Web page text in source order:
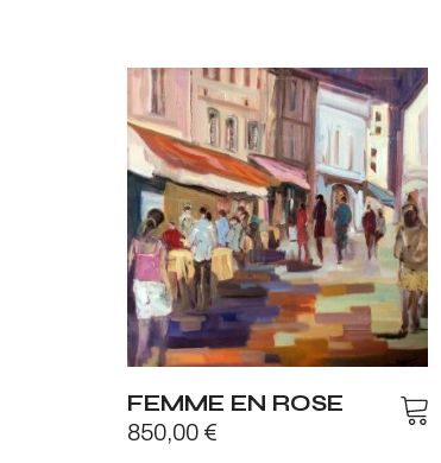
FEMME EN ROSE
850,00 €